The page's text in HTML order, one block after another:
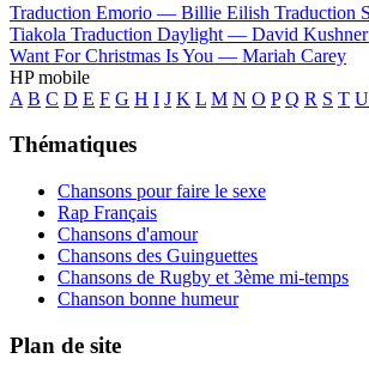
Traduction Emorio — Billie Eilish Traduction
Tiakola Traduction Daylight — David Kushner
Want For Christmas Is You — Mariah Carey
HP mobile
A B C D E F G H I J K L M N O P Q R S T U
Thématiques
Chansons pour faire le sexe
Rap Français
Chansons d'amour
Chansons des Guinguettes
Chansons de Rugby et 3ème mi-temps
Chanson bonne humeur
Plan de site